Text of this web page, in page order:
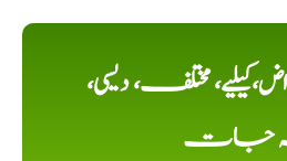
مختلف، دیسی،
جات